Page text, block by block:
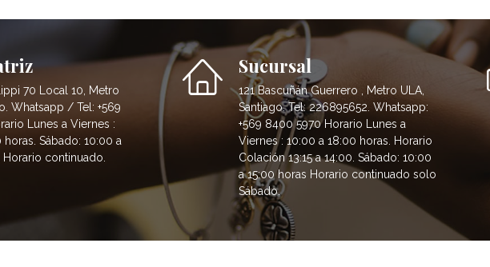
70 Local 10, Metro
Whatsapp / Tel: +569
Lunes a Viernes :
horas. Sábado: 10:00 a
Horario continuado.
Sucursal
121 Bascuñán Guerrero , Metro ULA,
Santiago. Tel: 226895652. Whatsapp:
+569 8400 5970 Horario Lunes a
Viernes : 10:00 a 18:00 horas. Horario
Colación 13:15 a 14:00. Sábado: 10:00
a 15:00 horas Horario continuado solo
Sábado.